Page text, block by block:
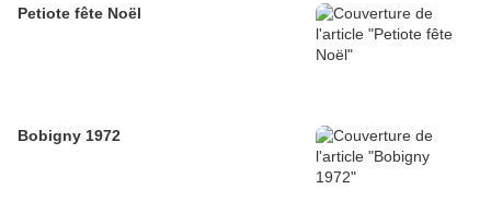
Petiote fête Noël
Bobigny 1972